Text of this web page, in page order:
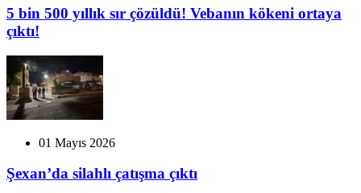
5 bin 500 yıllık sır çözüldü! Vebanın kökeni ortaya
çıktı!
01 Mayıs 2026
Şexan’da silahlı çatışma çıktı